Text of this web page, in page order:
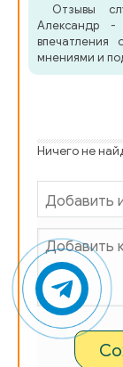
Отзывы
Александр -
впечатления
мнениями и
Ничего не